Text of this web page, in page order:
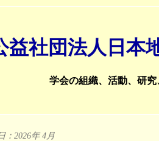
益社団法人日本
学会の組織、活動、研
：2026年 4月